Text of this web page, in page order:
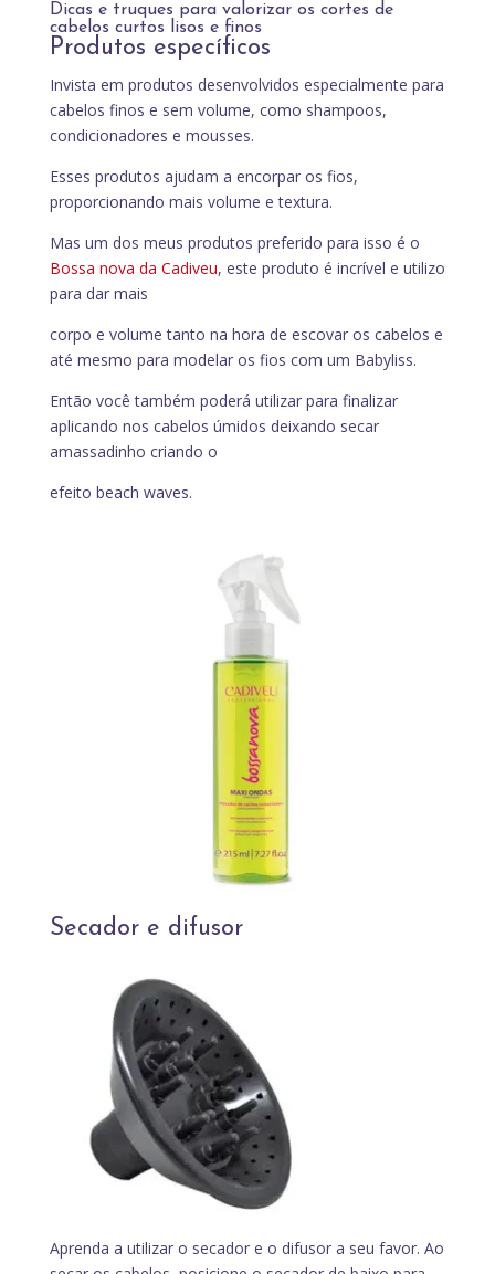
Dicas e truques para valorizar os cortes de
cabelos curtos lisos e finos
Produtos específicos
Invista em produtos desenvolvidos especialmente para
cabelos finos e sem volume, como shampoos,
condicionadores e mousses.
Esses produtos ajudam a encorpar os fios,
proporcionando mais volume e textura.
Mas um dos meus produtos preferido para isso é o
Bossa nova da Cadiveu, este produto é incrível e utilizo
para dar mais
corpo e volume tanto na hora de escovar os cabelos e
até mesmo para modelar os fios com um Babyliss.
Então você também poderá utilizar para finalizar
aplicando nos cabelos úmidos deixando secar
amassadinho criando o
efeito beach waves.
Secador e difusor
Aprenda a utilizar o secador e o difusor a seu favor. Ao